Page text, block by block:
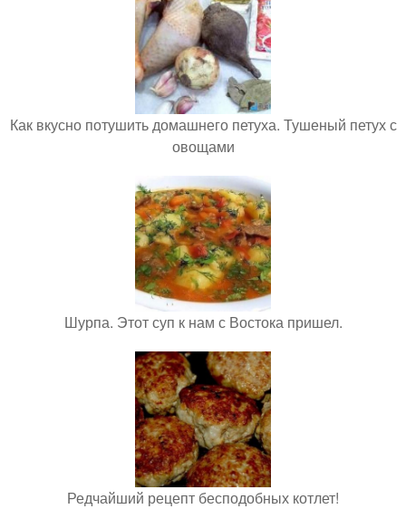
Как вкусно потушить домашнего петуха. Тушеный петух с
овощами
Шурпа. Этот суп к нам с Востока пришел.
Редчайший рецепт бесподобных котлет!